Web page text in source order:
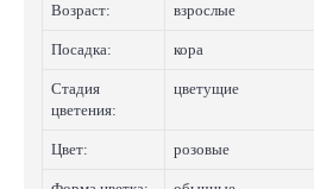
Возраст: взрослые
Посадка: кора
Стадия
цветения:
цветущие
Цвет: розовые